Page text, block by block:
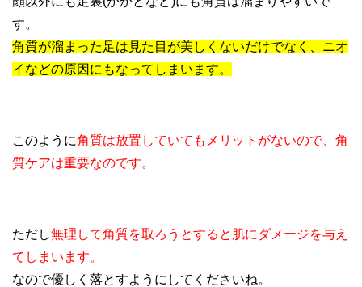
す。
角質が溜まった足は見た目が美しくないだけでなく、ニオ
イなどの原因にもなってしまいます。
このように角質は放置していてもメリットがないので、角
質ケアは重要なのです。
ただし無理して角質を取ろうとすると肌にダメージを与え
てしまいます。
なので優しく落とすようにしてくださいね。